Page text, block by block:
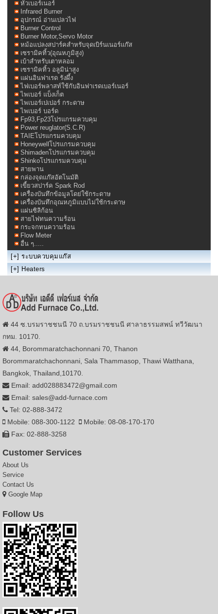
หัวเบอร์เนอร์
Infrared Burner
อุปกรณ์ อ่านเปลวไฟ
Burner Control
Burner Motor,Servo Motor
หม้อแปลงสปาร์คสำหรับจุดเบิร์นเนอร์แก๊ส
เซรามิคทิ้ว(อุณหภูมิสูง)
เบ้าสำหรับเตาหลอม
เซรามิคทิ้ว อลูมิน่าสูง
แผ่นอินฟาเรด รังผึ้ง
ไฟเบอร์พลาสท์ใช้กับอินฟาเรดเบอร์เนอร์
ไพเบอร์ แบ็งเก็ต
ไพเบอร์เปเปอร์ กระดาษ
ไพเบอร์ บอร์ด
Fp93,Fp23โปรแกรมควบคุม
Power reuglator(S.C.R)
TAIEโปรแกรมควบคุม
Honeywellโปรแกรมควบคุม
Shimadenโปรแกรมควบคุม
Shinkoโปรแกรมควบคุม
สายพาน
กล่องจุดแก๊สอัตโนมัติ
เขี้ยวสปาร์ค Spark Rod
เครื่องบันทึกข้อมูลโดย่ใช้กระดาษ
เครื่องบันทึกอุณหภูมิแบบไม่ใช้กระดาษ
แผ่นซิลิก้อน
สายไฟทนความร้อน
กระจกทนความร้อน
Flow Meter
อื่น ๆ.....
[+] ระบบควบคุมแก๊ส
[+] Heaters
44 ซ.บรมราชชนนี 70 ถ.บรมราชชนนี ศาลาธรรมสพน์ ทวีวัฒนา
กทม. 10170.
44, Borommaratchachonnani 70, Thanon
Borommaratchachonnani, Sala Thammasop, Thawi Watthana,
Bangkok, Thailand,10170.
Email: add028883472@gmail.com
Email: sales@add-furnace.com
Tel: 02-888-3472
Mobile: 088-300-1122
Mobile: 08-08-170-170
Fax: 02-888-3258
Customer Services
About Us
Service
Contact Us
Google Map
Follow Us